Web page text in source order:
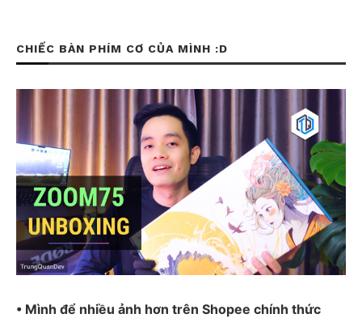
CHIẾC BÀN PHÍM CƠ CỦA MÌNH :D
• Mình để nhiều ảnh hơn trên Shopee chính thức